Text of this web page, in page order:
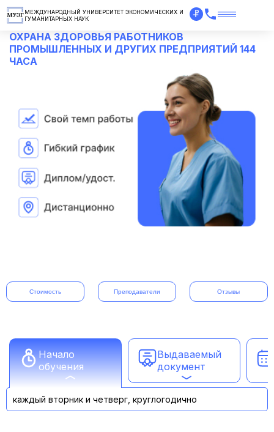
МЕЖДУНАРОДНЫЙ УНИВЕРСИТЕТ ЭКОНОМИЧЕСКИХ И
ГУМАНИТАРНЫХ НАУК
ОХРАНА ЗДОРОВЬЯ РАБОТНИКОВ
ПРОМЫШЛЕННЫХ И ДРУГИХ ПРЕДПРИЯТИЙ 144
ЧАСА
Стоимость Преподаватели Отзывы
Начало
обучения
Выдаваемый
документ
каждый вторник и четверг, круглогодично